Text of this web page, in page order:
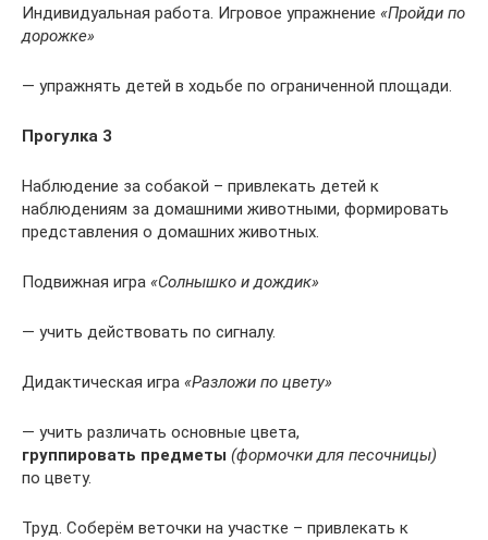
Индивидуальная работа. Игровое упражнение «Пройди по
дорожке»
— упражнять детей в ходьбе по ограниченной площади.
Прогулка 3
Наблюдение за собакой – привлекать детей к
наблюдениям за домашними животными, формировать
представления о домашних животных.
Подвижная игра «Солнышко и дождик»
— учить действовать по сигналу.
Дидактическая игра «Разложи по цвету»
— учить различать основные цвета,
группировать предметы (формочки для песочницы)
по цвету.
Труд. Соберём веточки на участке – привлекать к